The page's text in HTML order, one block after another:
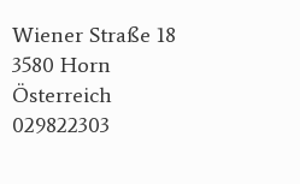
Wiener Straße 18
3580 Horn
Österreich
029822303